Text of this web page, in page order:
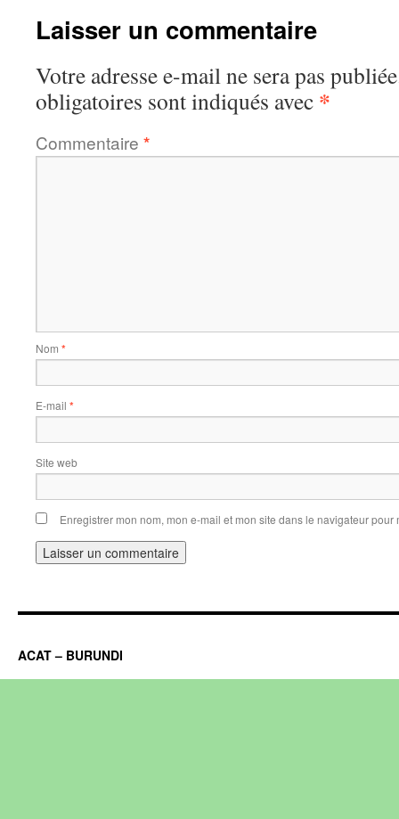
Laisser un commentaire
Votre adresse e-mail ne sera pas
obligatoires sont indiqués avec *
Commentaire *
Nom *
E-mail *
Site web
Enregistrer mon nom, mon e-mail et mon site dans le navigateur
ACAT – BURUNDI